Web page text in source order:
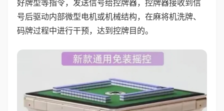
好牌型等指令，发送信号给控牌器，控牌器接收到信
号后驱动内部微型电机或机械结构，在麻将机洗牌、
码牌过程中进行干预，达到控牌目的。